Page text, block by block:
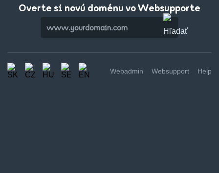
Overte si novú doménu vo Websupporte
Webadmin Websupport Help